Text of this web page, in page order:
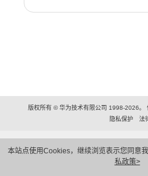
本站点使用Cookies，继续浏览表示您同意
私政策>
版权所有 © 华为技术有限公司 1998-2026
隐私保护
法